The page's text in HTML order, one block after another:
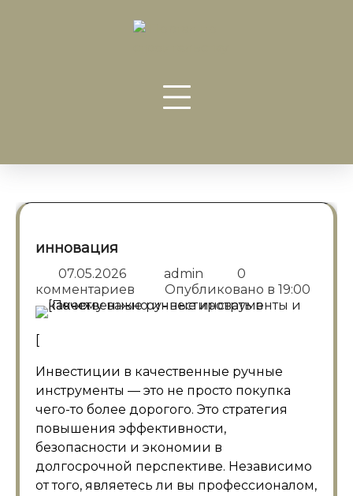
инновация
07.05.2026 admin
0
комментариев
Опубликовано в 19:00
[
Инвестиции в качественные ручные
инструменты — это не просто покупка
чего-то более дорогого. Это стратегия
повышения эффективности,
безопасности и экономии в
долгосрочной перспективе. Независимо
от того, являетесь ли вы профессионалом,